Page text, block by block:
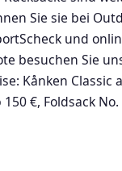
Sie sie bei
und
besuchen Sie
Kånken Classic
€, Foldsack